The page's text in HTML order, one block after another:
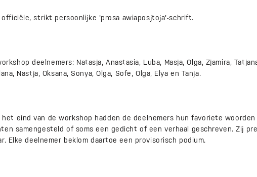
officiële, strikt persoonlijke 'prosa awiaposjtoja'-schrift.
deelnemers: Natasja, Anastasia, Luba, Masja, Olga, Zjamira,
Nastja, Oksana, Sonya, Olga, Sofe, Olga, Elya en Tanja.
het eind van de workshop hadden de deelnemers hun favoriete
samengesteld of soms een gedicht of een verhaal geschreven. Zij
Elke deelnemer beklom daartoe een provisorisch podium.